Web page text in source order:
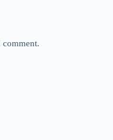
comment.